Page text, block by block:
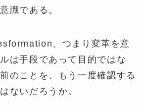
識である。
、つまり変革を意
は手段であって目的ではな
のことを、もう一度確認する
ないだろうか。